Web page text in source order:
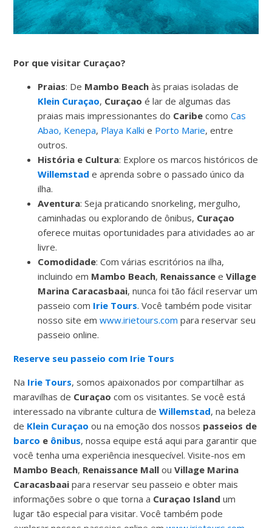
Por que visitar Curaçao?
Praias: De Mambo Beach às praias isoladas de
Klein Curaçao, Curaçao é lar de algumas das
praias mais impressionantes do Caribe comoCas
Abao, Kenepa, Playa Kalki e Porto Marie, entre
outros.
História e Cultura: Explore os marcos históricos de
Willemstad e aprenda sobre o passado único da
ilha.
Aventura: Seja praticando snorkeling, mergulho,
caminhadas ou explorando de ônibus, Curaçao
oferece muitas oportunidades para atividades ao ar
livre.
Comodidade: Com várias escritórios na ilha,
incluindo em Mambo Beach, Renaissance eVillage
Marina Caracasbaai, nunca foi tão fácil reservar um
passeio com Irie Tours. Você também pode visitar
nosso site emwww.irietours.com para reservar seu
passeio online.
Reserve seu passeio com Irie Tours
Na Irie Tours, somos apaixonados por compartilhar as
maravilhas de Curaçao com os visitantes. Se você está
interessado na vibrante cultura deWillemstad, na beleza
de Klein Curaçao ou na emoção dos nossos passeios de
barco e ônibus, nossa equipe está aqui para garantir que
você tenha uma experiência inesquecível. Visite-nos em
Mambo Beach, Renaissance Mall ouVillage Marina
Caracasbaai para reservar seu passeio e obter mais
informações sobre o que torna a Curaçao Island um
lugar tão especial para visitar. Você também pode